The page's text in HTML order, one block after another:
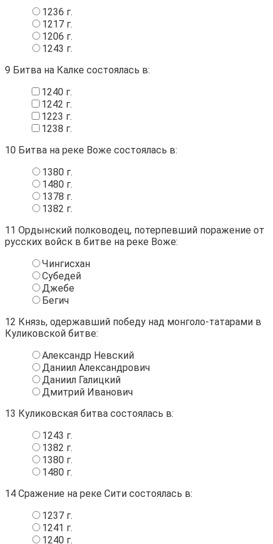
1236 г.
1217 г.
1206 г.
1243 г.
9 Битва на Калке состоялась в:
1240 г.
1242 г.
1223 г.
1238 г.
10 Битва на реке Воже состоялась в:
1380 г.
1480 г.
1378 г.
1382 г.
11 Ордынский полководец, потерпевший поражение от
русских войск в битве на реке Воже:
Чингисхан
Субедей
Джебе
Бегич
12 Князь, одержавший победу над монголо-татарами в
Куликовской битве:
Александр Невский
Даниил Александрович
Даниил Галицкий
Дмитрий Иванович
13 Куликовская битва состоялась в:
1243 г.
1382 г.
1380 г.
1480 г.
14 Сражение на реке Сити состоялась в:
1237 г.
1241 г.
1240 г.